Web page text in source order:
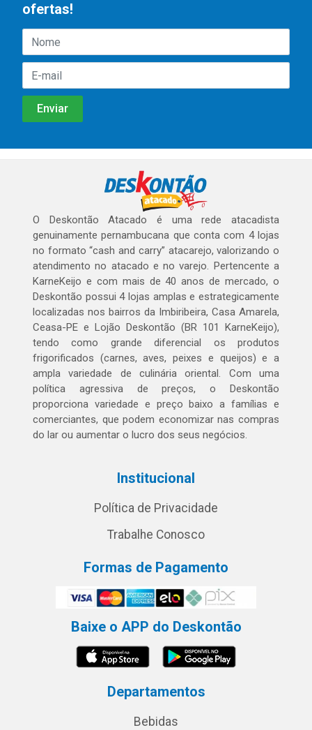
ofertas!
O Deskontão Atacado é uma rede atacadista
genuinamente pernambucana que conta com 4 lojas
no formato “cash and carry” atacarejo, valorizando o
atendimento no atacado e no varejo. Pertencente a
KarneKeijo e com mais de 40 anos de mercado, o
Deskontão possui 4 lojas amplas e estrategicamente
localizadas nos bairros da Imbiribeira, Casa Amarela,
Ceasa-PE e Lojão Deskontão (BR 101 KarneKeijo),
tendo como grande diferencial os produtos
frigorificados (carnes, aves, peixes e queijos) e a
ampla variedade de culinária oriental. Com uma
política agressiva de preços, o Deskontão
proporciona variedade e preço baixo a famílias e
comerciantes, que podem economizar nas compras
do lar ou aumentar o lucro dos seus negócios.
Institucional
Política de Privacidade
Trabalhe Conosco
Formas de Pagamento
Baixe o APP do Deskontão
Departamentos
Bebidas